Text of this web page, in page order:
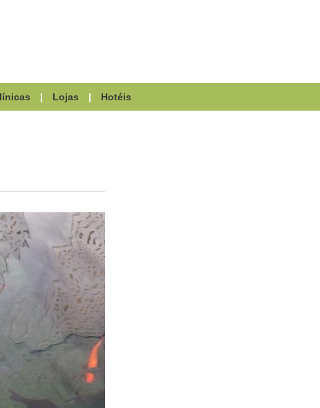
| Lojas | Hotéis